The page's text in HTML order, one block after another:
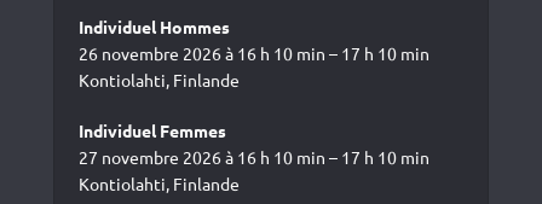
Individuel Hommes
26 novembre 2026 à 16 h 10 min – 17 h 10 min
Kontiolahti, Finlande
Individuel Femmes
27 novembre 2026 à 16 h 10 min – 17 h 10 min
Kontiolahti, Finlande